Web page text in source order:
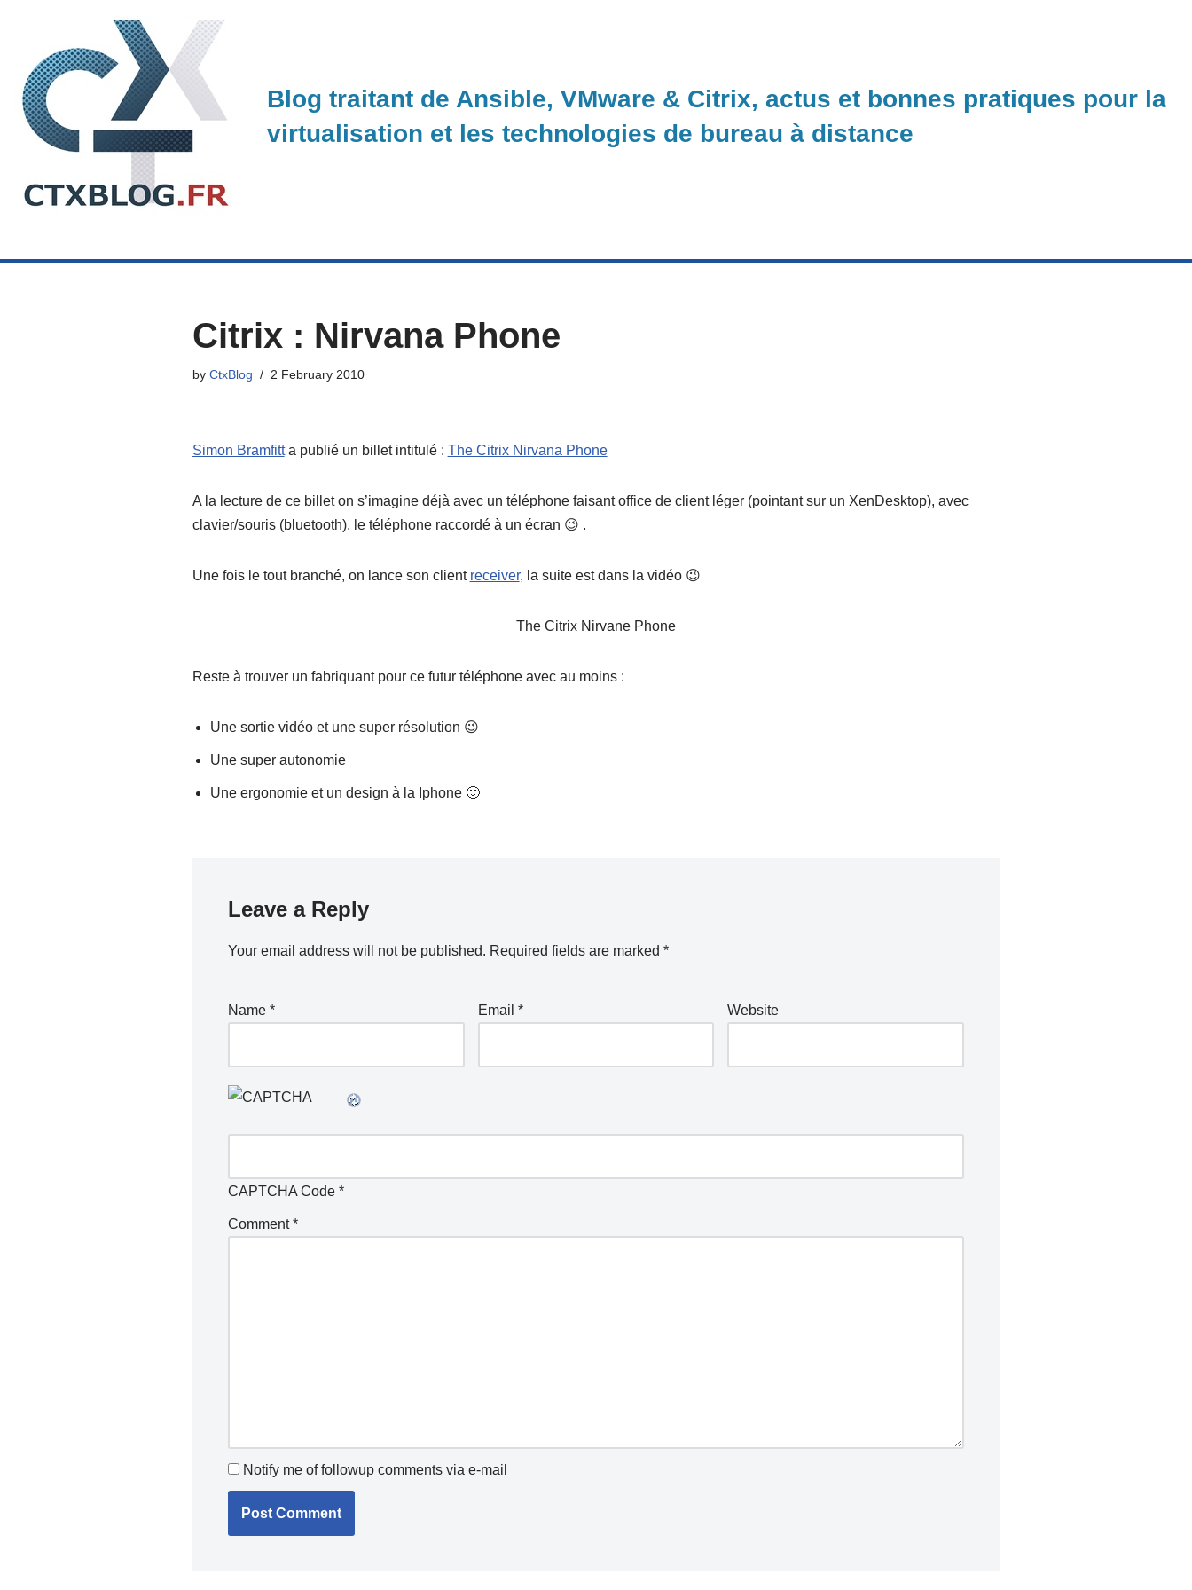
content
Blog traitant de Ansible, VMware & Citrix, actus et bonnes pratiques pour la
virtualisation et les technologies de bureau à distance
Citrix : Nirvana Phone
by CtxBlog 2 February 2010
Simon Bramfitta publié un billet intitulé : The Citrix Nirvana Phone
A la lecture de ce billet on s’imagine déjà avec un téléphone faisant office de client léger (pointant sur un XenDesktop), avec
clavier/souris (bluetooth), le téléphone raccordé à un écran 😉 .
Une fois le tout branché, on lance son client receiver, la suite est dans la vidéo 😉
The Citrix Nirvane Phone
Reste à trouver un fabriquant pour ce futur téléphone avec au moins :
Une sortie vidéo et une super résolution 😉
Une super autonomie
Une ergonomie et un design à la Iphone 🙂
Leave a Reply
Your email address will not be published. Required fields are marked *
Name * Email * Website
CAPTCHA Code*
Comment*
Notify me of followup comments via e-mail